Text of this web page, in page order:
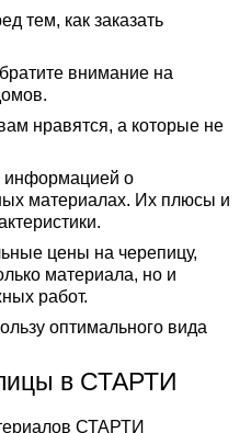
тем, как заказать
внимание на
нравятся, а которые не
информацией о
материалах. Их плюсы и
цены на черепицу,
материала, но и
работ.
оптимального вида
в СТАРТИ
СТАРТИ